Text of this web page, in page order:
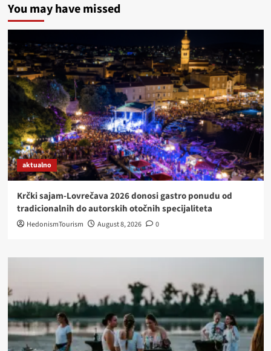
„KOD
–
OD
RIJEČNE
RIBE
(I
MESA)
NA
OSJEČKOJ
DONJODRAVSKOJ
OBALI
USKORO
U
NOVOM
INTERIJERU
You may have missed
aktualno
Krčki sajam-Lovrečava 2026 donosi gastro ponudu od
tradicionalnih do autorskih otočnih specijaliteta
HedonismTourism August 8, 2026 0